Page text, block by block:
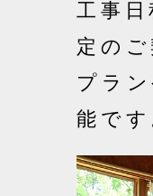
工事
定の
プラ
能です